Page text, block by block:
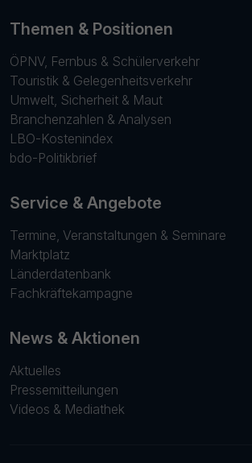
Themen & Positionen
ÖPNV, Fernbus & Schülerverkehr
Touristik & Gelegenheitsverkehr
Umwelt, Sicherheit & Maut
Branchenzahlen & Analysen
LBO-Kostenindex
bdo-Politikbrief
Service & Angebote
Termine, Veranstaltungen & Seminare
Marktplatz
Länderdatenbank
Fachkräftekampagne
News & Aktionen
Aktuelles
Pressemitteilungen
Videos & Mediathek